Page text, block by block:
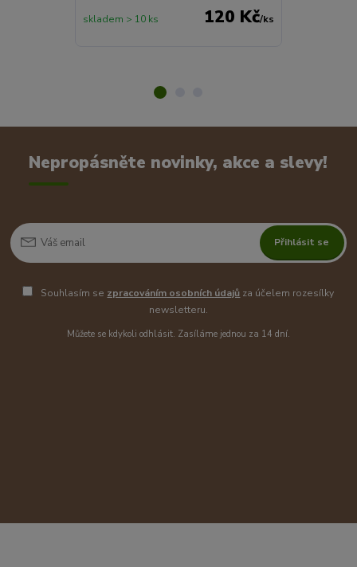
120 Kč/ks
skladem > 10 ks
Nepropásněte novinky, akce a slevy!
Přihlásit se
Souhlasím se zpracováním osobních údajů za účelem rozesílky
newsletteru.
Můžete se kdykoli odhlásit. Zasíláme jednou za 14 dní.